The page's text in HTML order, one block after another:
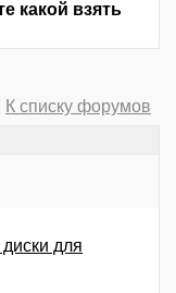
какой взять
К списку форумов
для